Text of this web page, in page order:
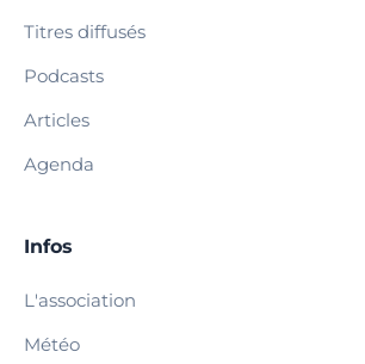
Titres diffusés
Podcasts
Articles
Agenda
Infos
L'association
Météo